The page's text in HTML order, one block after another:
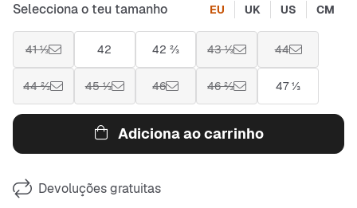
Selecciona o teu tamanho EU UK US CM
41 ⅓ 42 42 ⅔ 43 ⅓ 44
44 ⅔ 45 ⅓ 46 46 ⅔ 47 ⅓
Adiciona ao carrinho
Devoluções gratuitas